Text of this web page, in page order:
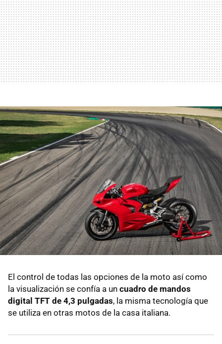
El control de todas las opciones de la moto así como
la visualización se confía a un cuadro de mandos
digital TFT de 4,3 pulgadas, la misma tecnología que
se utiliza en otras motos de la casa italiana.